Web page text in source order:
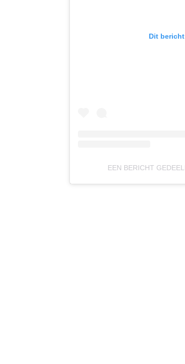
Dit
EEN BERICHT